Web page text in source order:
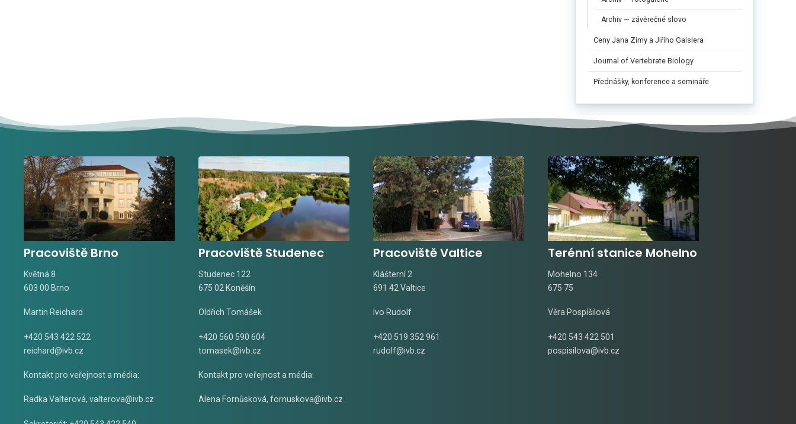
Archiv — závěrečné slovo
Ceny Jana Zimy a Jiřího Gaislera​
Journal of Vertebrate Biology
Přednášky, konference a semináře
Pracoviště Brno
Květná 8
603 00 Brno
Martin Reichard
+420 543 422 522
reichard@ivb.cz
Kontakt pro veřejnost a média:
Radka Valterová, valterova@ivb.cz
Pracoviště Studenec
Studenec 122
675 02 Koněšín
Oldřich Tomášek
+420 560 590 604
tomasek@ivb.cz
Kontakt pro veřejnost a média:
Alena Fornůsková, fornuskova@ivb.cz
Pracoviště Valtice
Klášterní 2
691 42 Valtice
Ivo Rudolf
+420 519 352 961
rudolf@ivb.cz
Terénní stanice Mohelno
Mohelno 134
675 75
Věra Pospíšilová
+420 543 422 501
pospisilova@ivb.cz